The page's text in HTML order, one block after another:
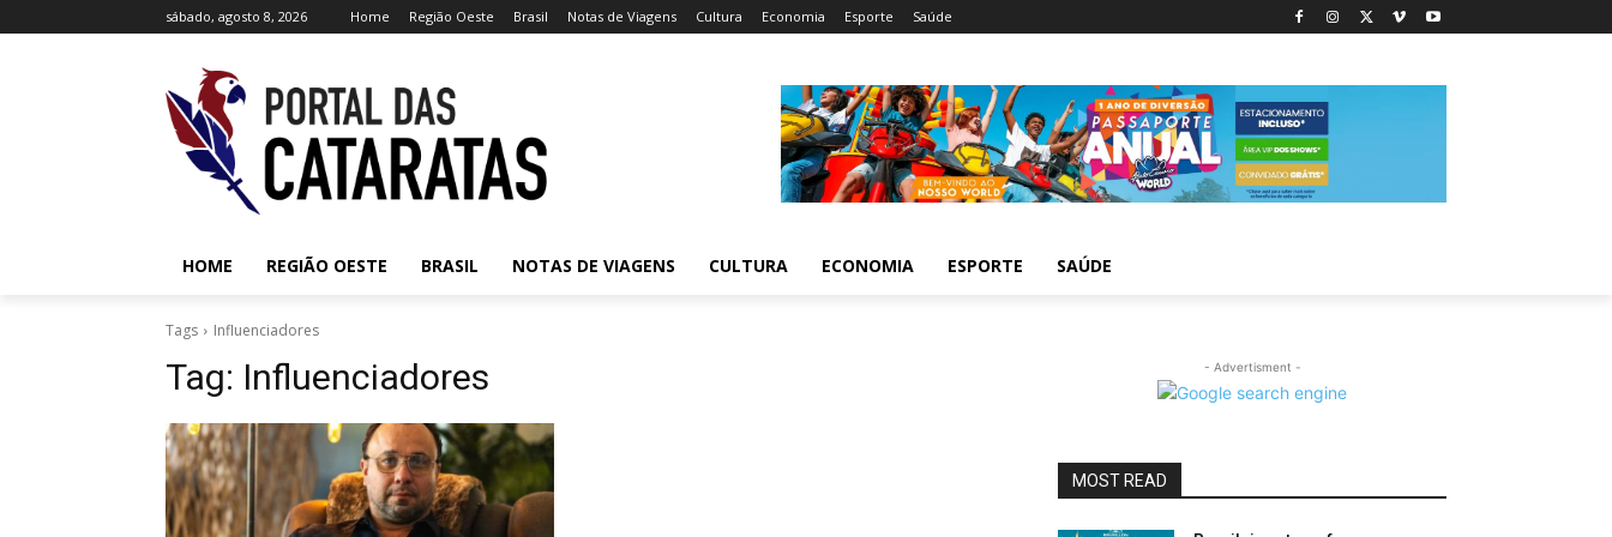
sábado, agosto 8, 2026 Home Região Oeste Brasil Notas de Viagens Cultura Economia Esporte Saúde
HOME REGIÃO OESTE BRASIL NOTAS DE VIAGENS CULTURA ECONOMIA ESPORTE SAÚDE
Tags Influenciadores
Tag: Influenciadores - Advertisment -
MOST READ